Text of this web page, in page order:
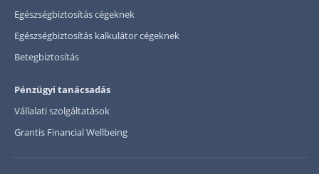
Egészségbiztosítás cégeknek
Egészségbiztosítás kalkulátor cégeknek
Betegbiztosítás
Pénzügyi tanácsadás
Vállalati szolgáltatások
Grantis Financial Wellbeing